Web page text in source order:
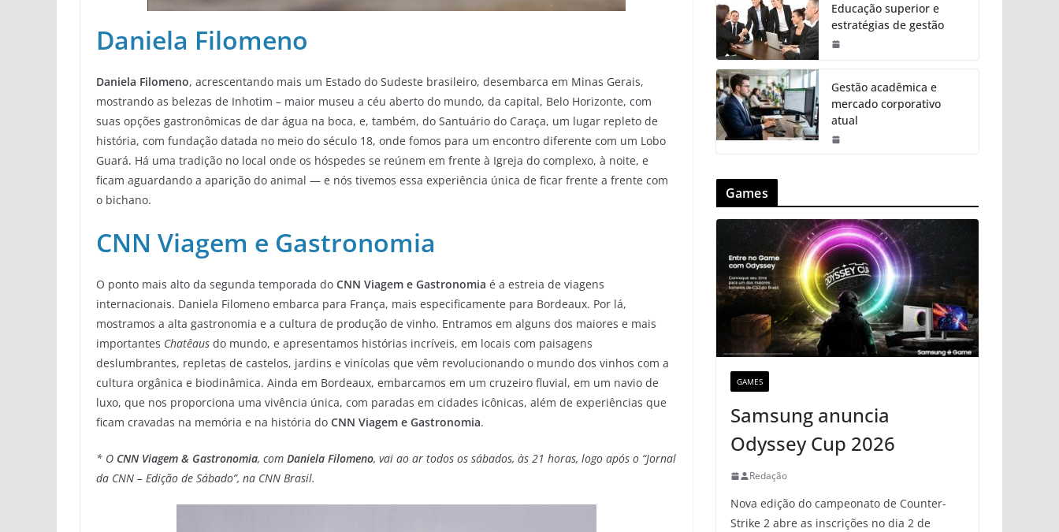
Daniela Filomeno
Daniela Filomeno, acrescentando mais um Estado do Sudeste brasileiro, desembarca em Minas Gerais,
mostrando as belezas de Inhotim – maior museu a céu aberto do mundo, da capital, Belo Horizonte, com
suas opções gastronômicas de dar água na boca, e, também, do Santuário do Caraça, um lugar repleto de
história, com fundação datada no meio do século 18, onde fomos para um encontro diferente com um Lobo
Guará. Há uma tradição no local onde os hóspedes se reúnem em frente à Igreja do complexo, à noite, e
ficam aguardando a aparição do animal — e nós tivemos essa experiência única de ficar frente a frente com
o bichano.
CNN Viagem e Gastronomia
O ponto mais alto da segunda temporada do CNN Viagem e Gastronomia é a estreia de viagens
internacionais. Daniela Filomeno embarca para França, mais especificamente para Bordeaux. Por lá,
mostramos a alta gastronomia e a cultura de produção de vinho. Entramos em alguns dos maiores e mais
importantes Chatêaus do mundo, e apresentamos histórias incríveis, em locais com paisagens
deslumbrantes, repletas de castelos, jardins e vinícolas que vêm revolucionando o mundo dos vinhos com a
cultura orgânica e biodinâmica. Ainda em Bordeaux, embarcamos em um cruzeiro fluvial, em um navio de
luxo, que nos proporciona uma vivência única, com paradas em cidades icônicas, além de experiências que
ficam cravadas na memória e na história do CNN Viagem e Gastronomia.
* O CNN Viagem & Gastronomia, com Daniela Filomeno, vai ao ar todos os sábados, às 21 horas, logo após o “Jornal
da CNN – Edição de Sábado”, na CNN Brasil.
Educação superior e
estratégias de gestão
Gestão acadêmica e
mercado corporativo
atual
Games
GAMES
Samsung anuncia
Odyssey Cup 2026
Redação
Nova edição do campeonato de Counter-
Strike 2 abre as inscrições no dia 2 de